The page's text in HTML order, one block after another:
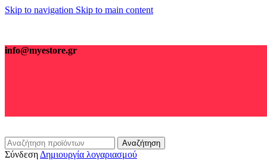
Skip to navigation Skip to main content
info@myestore.gr
Αναζήτηση
Σύνδεση Δημιουργία λογαριασμού